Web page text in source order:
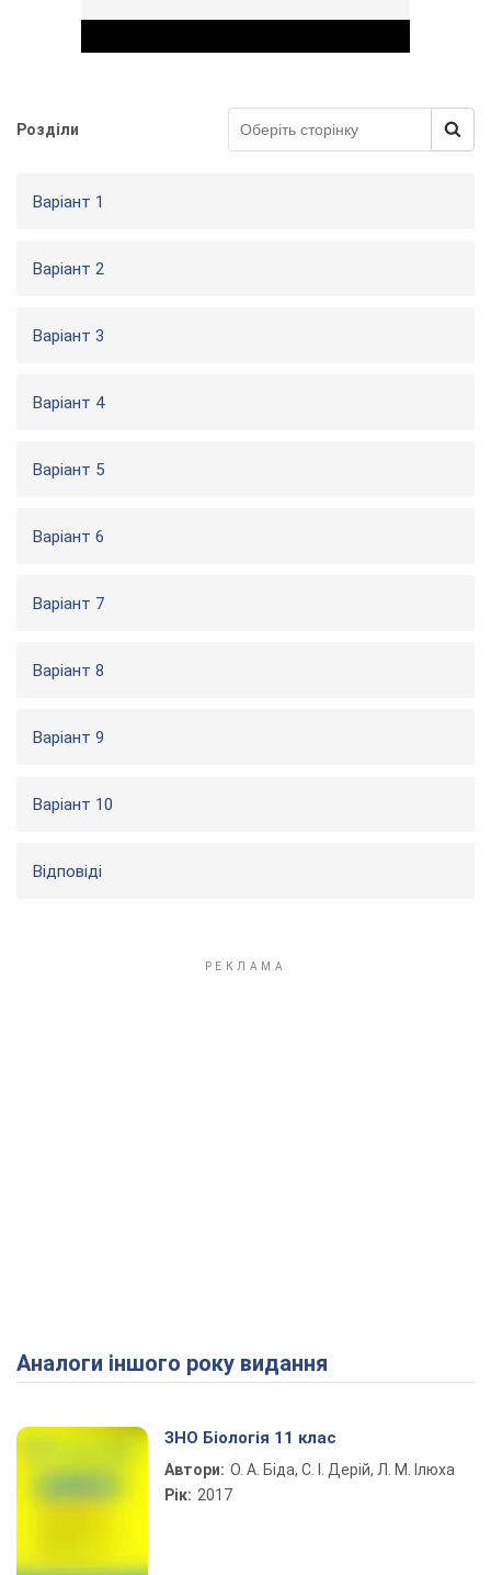
Розділи
Варіант 1
Варіант 2
Варіант 3
Варіант 4
Варіант 5
Варіант 6
Варіант 7
Варіант 8
Варіант 9
Варіант 10
Відповіді
Аналоги іншого року видання
ЗНО Біологія 11 клас
Автори: О. А. Біда, С. І. Дерій, Л. М. Ілюха
Рік: 2017